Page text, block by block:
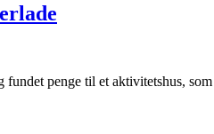
penge til et aktivitetshus,